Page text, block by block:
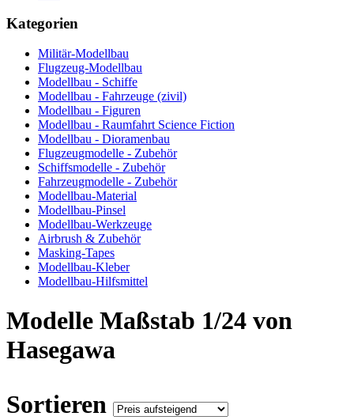
Kategorien
Militär-Modellbau
Flugzeug-Modellbau
Modellbau - Schiffe
Modellbau - Fahrzeuge (zivil)
Modellbau - Figuren
Modellbau - Raumfahrt Science Fiction
Modellbau - Dioramenbau
Flugzeugmodelle - Zubehör
Schiffsmodelle - Zubehör
Fahrzeugmodelle - Zubehör
Modellbau-Material
Modellbau-Pinsel
Modellbau-Werkzeuge
Airbrush & Zubehör
Masking-Tapes
Modellbau-Kleber
Modellbau-Hilfsmittel
Modelle Maßstab 1/24 von
Hasegawa
Sortieren